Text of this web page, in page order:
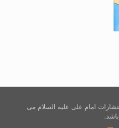
امام علی علیه السلام می
باشد.